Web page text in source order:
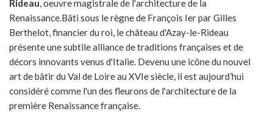
Rideau, oeuvre magistrale de l'architecture de la
Renaissance.Bâti sous le règne de François Ier par Gilles
Berthelot, financier du roi, le château d'Azay-le-Rideau
présente une subtile alliance de traditions françaises et de
décors innovants venus d'Italie. Devenu une icône du nouvel
art de bâtir du Val de Loire au XVIe siècle, il est aujourd’hui
considéré comme l'un des fleurons de l'architecture de la
première Renaissance française.